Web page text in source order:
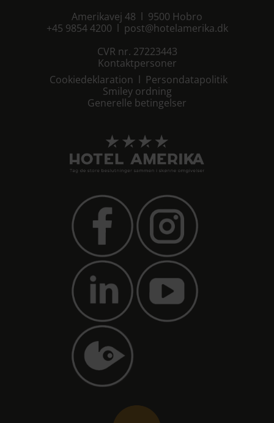
Amerikavej 48 l 9500 Hobro
+45 9854 4200 l post@hotelamerika.dk
CVR nr. 27223443
Kontaktpersoner
Cookiedeklaration l Persondatapolitik
Smiley ordning
Generelle betingelser